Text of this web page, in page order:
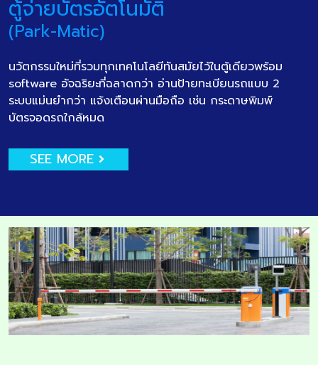
ตู้จ่ายบัตรอัตโนมัติ
(Park-Matic)
นวัตกรรมใหม่ที่รวมทุกเทคโนโลยีทันสมัยไว้ในตู้เดียวพร้อม
software อัจฉริยะที่ฉลาดกว่า อ่านป้ายทะเบียนรถแบบ 2
ระบบแม่นยำกว่า แจ้งเตือนผ่านมือถือ เช่น กระดาษพิมพ์
บัตรจอดรถใกล้หมด
SEE MORE